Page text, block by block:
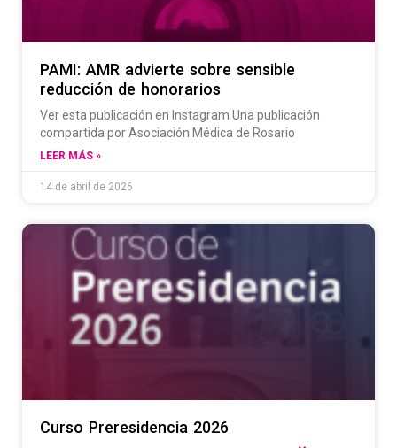
PAMI: AMR advierte sobre sensible
reducción de honorarios
Ver esta publicación en Instagram Una publicación
compartida por Asociación Médica de Rosario
LEER MÁS »
14 de abril de 2026
Curso Preresidencia 2026